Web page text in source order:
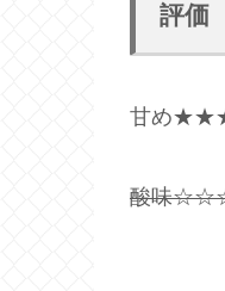
評価
甘め
酸味